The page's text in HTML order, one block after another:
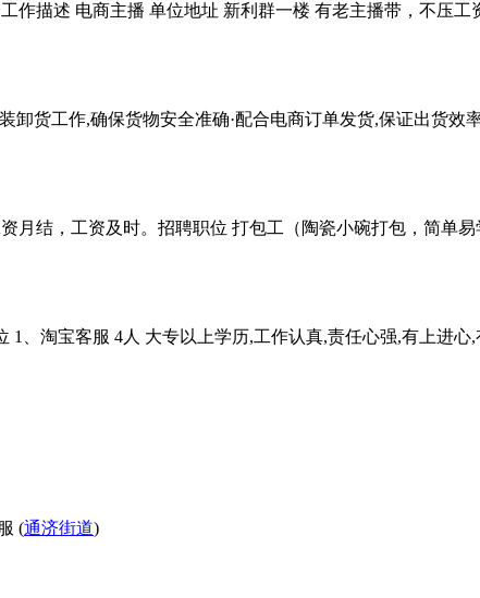
作描述 电商主播 单位地址 新利群一楼 有老主播带，不压
卸货工作,确保货物安全准确·配合电商订单发货,保证出货
月结，工资及时。招聘职位 打包工（陶瓷小碗打包，简单
1、淘宝客服 4人 大专以上学历,工作认真,责任心强,有上进
(通济街道)